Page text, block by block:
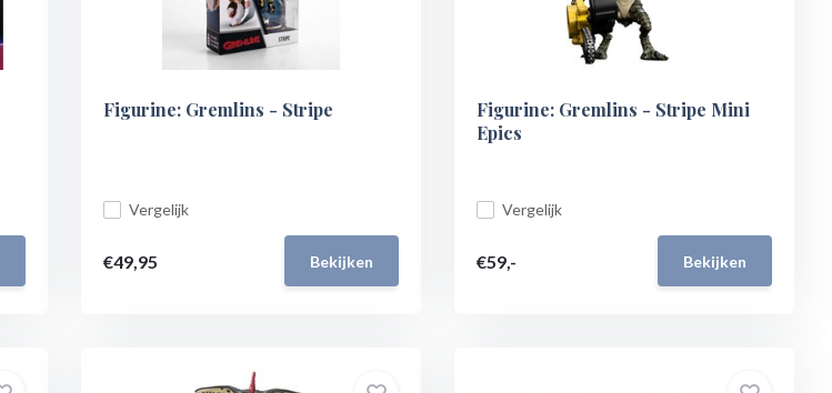
Figurine: Gremlins - Stripe
Vergelijk
€49,95 Bekijken
Figurine: Gremlins - Stripe Mini
Epics
Vergelijk
€59,- Bekijken